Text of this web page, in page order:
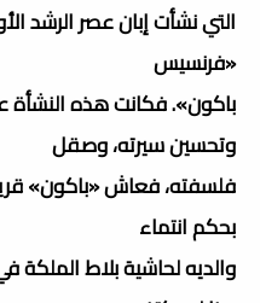
التي نشأت إبان عصر الرشد
«فرنسيس
باكون». فكانت هذه
وتحسين سيرته، وصقل
فلسفته، فعاش «باكون»
بحكم انتماء
والديه لحاشية بلاط الملكة